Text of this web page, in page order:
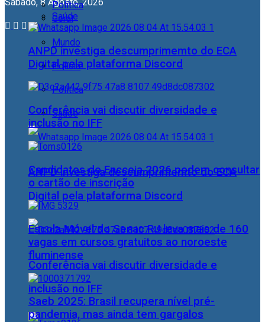
Geral
Mundo
Polícia
Política
Saúde
ANPD investiga descumprimemto do ECA
Digital pela plataforma Discord
Conferência vai discutir diversidade e
inclusão no IFF
Política
Saúde
ANPD investiga descumprimemto do ECA
Digital pela plataforma Discord
Conferência vai discutir diversidade e
inclusão no IFF
Candidatos do Encceja 2026 podem consultar
o cartão de inscrição
Escola Móvel do Senac RJ leva mais de 160
vagas em cursos gratuitos ao noroeste
fluminense
Saeb 2025: Brasil recupera nível pré-
pandemia, mas ainda tem gargalos